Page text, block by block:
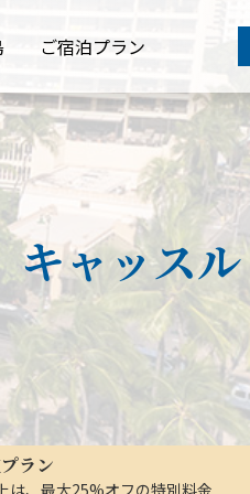
ご宿泊プラン
キャッスル
ラン
は、最大25%オフの特別料金